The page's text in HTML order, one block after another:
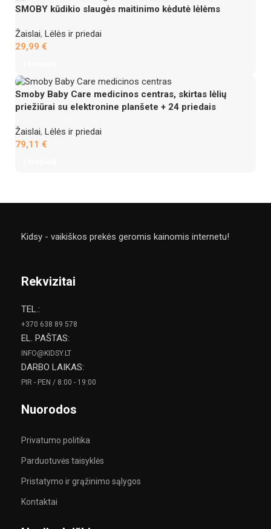
SMOBY kūdikio slaugės maitinimo kėdutė lėlėms
Žaislai, Lėlės ir priedai
29,99 €
Smoby Baby Care medicinos centras, skirtas lėlių
priežiūrai su elektronine planšete + 24 priedais
Žaislai, Lėlės ir priedai
79,11 €
Kidsy - vaikiškos prekės geromis kainomis internetu!
Rekvizitai
TEL.:
+370 638 89 578
EL. PAŠTAS:
INFO@KIDSY.LT
DARBO LAIKAS:
PIR - PEN / 8:00 - 19:00
Nuorodos
Privatumo politika
Parduotuvės taisyklės
Pristatymo ir grąžinimo sąlygos
Kontaktai